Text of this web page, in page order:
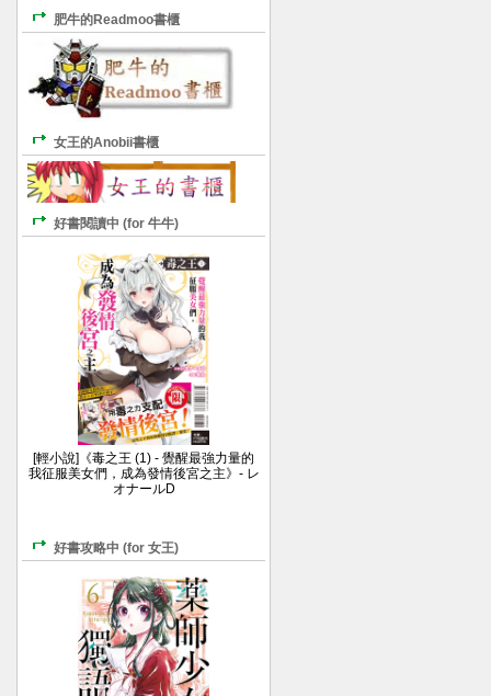
肥牛的Readmoo書櫃
女王的Anobii書櫃
好書閱讀中 (for 牛牛)
[輕小說]《毒之王 (1) - 覺醒最強力量的
我征服美女們，成為發情後宮之主》- レ
オナールD
好書攻略中 (for 女王)